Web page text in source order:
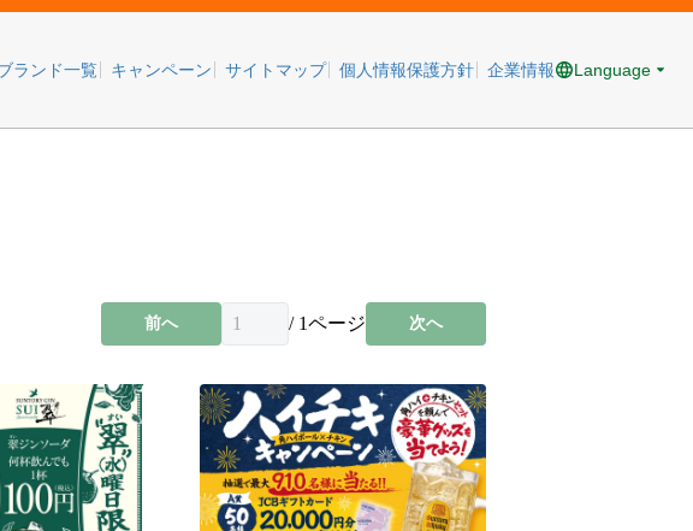
ランド一覧 キャンペーン サイトマップ 個人情報保護方針 企業情報 Language
前へ / 1ページ 次へ